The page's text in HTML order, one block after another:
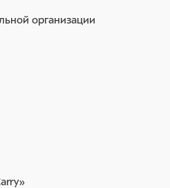
организации